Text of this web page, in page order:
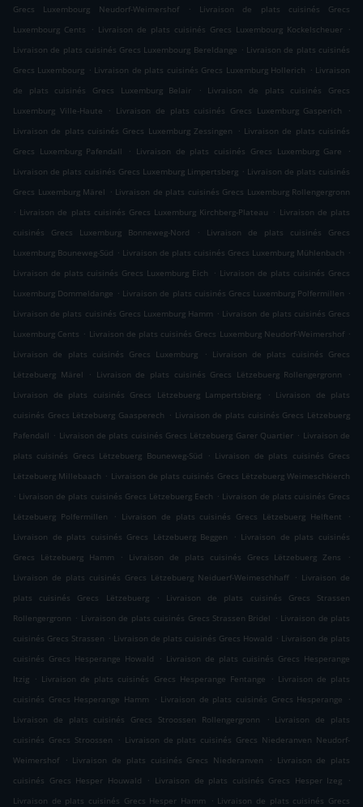
Grecs Luxembourg Neudorf-Weimershof
.
Livraison de plats cuisinés Grecs
Luxembourg Cents
. Livraison de plats cuisinés Grecs Luxembourg Kockelscheuer .
Livraison de plats cuisinés Grecs Luxembourg Bereldange . Livraison de plats cuisinés
Grecs Luxembourg . Livraison de plats cuisinés Grecs Luxemburg Hollerich . Livraison
de plats cuisinés Grecs Luxemburg Belair
.
Livraison de plats cuisinés Grecs
Luxemburg Ville-Haute
. Livraison de plats cuisinés Grecs Luxemburg Gasperich
.
Livraison de plats cuisinés Grecs Luxemburg Zessingen
. Livraison de plats cuisinés
Grecs Luxemburg Pafendall
. Livraison de plats cuisinés Grecs Luxemburg Gare
.
Livraison de plats cuisinés Grecs Luxemburg Limpertsberg . Livraison de plats cuisinés
Grecs Luxemburg Märel . Livraison de plats cuisinés Grecs Luxemburg Rollengergronn
. Livraison de plats cuisinés Grecs Luxemburg Kirchberg-Plateau . Livraison de plats
cuisinés Grecs Luxemburg Bonneweg-Nord
.
Livraison de plats cuisinés Grecs
Luxemburg Bouneweg-Süd . Livraison de plats cuisinés Grecs Luxemburg Mühlenbach .
Livraison de plats cuisinés Grecs Luxemburg Eich
. Livraison de plats cuisinés Grecs
Luxemburg Dommeldange . Livraison de plats cuisinés Grecs Luxemburg Polfermillen .
Livraison de plats cuisinés Grecs Luxemburg Hamm . Livraison de plats cuisinés Grecs
Luxemburg Cents . Livraison de plats cuisinés Grecs Luxemburg Neudorf-Weimershof .
Livraison de plats cuisinés Grecs Luxemburg
. Livraison de plats cuisinés Grecs
Lëtzebuerg Märel
. Livraison de plats cuisinés Grecs Lëtzebuerg Rollengergronn
.
Livraison de plats cuisinés Grecs Lëtzebuerg Lampertsbierg
. Livraison de plats
cuisinés Grecs Lëtzebuerg Gaasperech . Livraison de plats cuisinés Grecs Lëtzebuerg
Pafendall . Livraison de plats cuisinés Grecs Lëtzebuerg Garer Quartier . Livraison de
plats cuisinés Grecs Lëtzebuerg Bouneweg-Süd
. Livraison de plats cuisinés Grecs
Lëtzebuerg Millebaach . Livraison de plats cuisinés Grecs Lëtzebuerg Weimeschkierch
. Livraison de plats cuisinés Grecs Lëtzebuerg Eech . Livraison de plats cuisinés Grecs
Lëtzebuerg Polfermillen
. Livraison de plats cuisinés Grecs Lëtzebuerg Helftent
.
Livraison de plats cuisinés Grecs Lëtzebuerg Beggen
. Livraison de plats cuisinés
Grecs Lëtzebuerg Hamm
. Livraison de plats cuisinés Grecs Lëtzebuerg Zens
.
Livraison de plats cuisinés Grecs Lëtzebuerg Neiduerf-Weimeschhaff . Livraison de
plats cuisinés Grecs Lëtzebuerg
.
Livraison de plats cuisinés Grecs Strassen
Rollengergronn . Livraison de plats cuisinés Grecs Strassen Bridel . Livraison de plats
cuisinés Grecs Strassen . Livraison de plats cuisinés Grecs Howald . Livraison de plats
cuisinés Grecs Hesperange Howald
. Livraison de plats cuisinés Grecs Hesperange
Itzig . Livraison de plats cuisinés Grecs Hesperange Fentange . Livraison de plats
cuisinés Grecs Hesperange Hamm
. Livraison de plats cuisinés Grecs Hesperange
.
Livraison de plats cuisinés Grecs Stroossen Rollengergronn
. Livraison de plats
cuisinés Grecs Stroossen
. Livraison de plats cuisinés Grecs Niederanven Neudorf-
Weimershof
. Livraison de plats cuisinés Grecs Niederanven . Livraison de plats
cuisinés Grecs Hesper Houwald
. Livraison de plats cuisinés Grecs Hesper Izeg
.
Livraison de plats cuisinés Grecs Hesper Hamm
. Livraison de plats cuisinés Grecs